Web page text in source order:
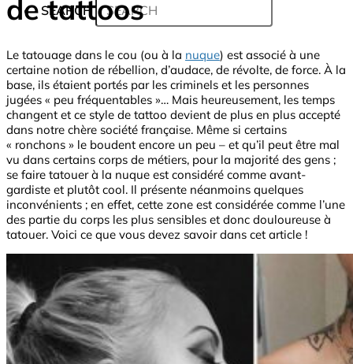
SEARCH
de tattoos
Le tatouage dans le cou (ou à la nuque) est associé à une
certaine notion de rébellion, d’audace, de révolte, de force. À la
base, ils étaient portés par les criminels et les personnes
jugées « peu fréquentables »… Mais heureusement, les temps
changent et ce style de tattoo devient de plus en plus accepté
dans notre chère société française. Même si certains
« ronchons » le boudent encore un peu – et qu’il peut être mal
vu dans certains corps de métiers, pour la majorité des gens ;
se faire tatouer à la nuque est considéré comme avant-
gardiste et plutôt cool. Il présente néanmoins quelques
inconvénients ; en effet, cette zone est considérée comme l’une
des partie du corps les plus sensibles et donc douloureuse à
tatouer. Voici ce que vous devez savoir dans cet article !